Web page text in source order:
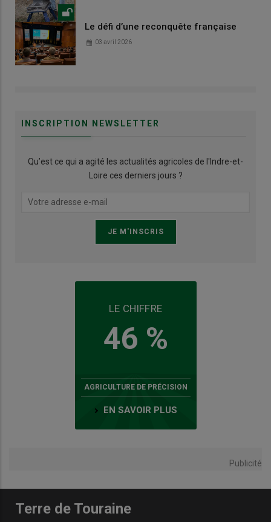
Le défi d’une reconquête française
03 avril 2026
INSCRIPTION NEWSLETTER
Qu’est ce qui a agité les actualités agricoles de l'Indre-et-
Loire ces derniers jours ?
LE CHIFFRE
46 %
AGRICULTURE DE PRÉCISION
EN SAVOIR PLUS
Publicité
Terre de Touraine